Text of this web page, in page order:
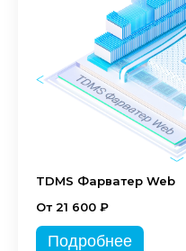
TDMS Фарватер Web
От 21 600 ₽
Подробнее